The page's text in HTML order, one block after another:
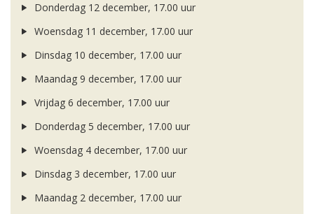
Donderdag 12 december, 17.00 uur
Woensdag 11 december, 17.00 uur
Dinsdag 10 december, 17.00 uur
Maandag 9 december, 17.00 uur
Vrijdag 6 december, 17.00 uur
Donderdag 5 december, 17.00 uur
Woensdag 4 december, 17.00 uur
Dinsdag 3 december, 17.00 uur
Maandag 2 december, 17.00 uur